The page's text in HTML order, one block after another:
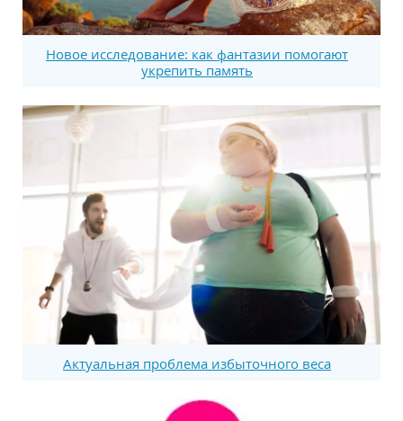
Новое исследование: как фантазии помогают
укрепить память
Актуальная проблема избыточного веса